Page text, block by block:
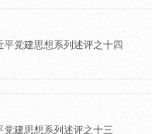
党建思想系列述评之十四
建思想系列述评之十三